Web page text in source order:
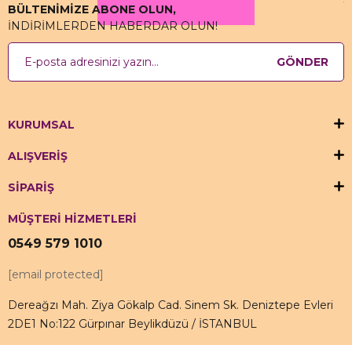
BÜLTENİMİZE ABONE OLUN,
İNDİRİMLERDEN HABERDAR OLUN!
GÖNDER
KURUMSAL
ALIŞVERİŞ
SİPARİŞ
MÜŞTERİ HİZMETLERİ
0549 579 1010
[email protected]
Dereağzı Mah. Ziya Gökalp Cad. Sinem Sk. Deniztepe Evleri
2DE1 No:122 Gürpınar Beylikdüzü / İSTANBUL